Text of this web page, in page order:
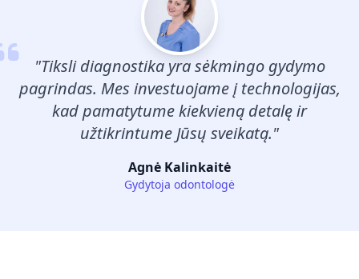
"Tiksli diagnostika yra sėkmingo gydymo
pagrindas. Mes investuojame į technologijas,
kad pamatytume kiekvieną detalę ir
užtikrintume Jūsų sveikatą."
Agnė Kalinkaitė
Gydytoja odontologė